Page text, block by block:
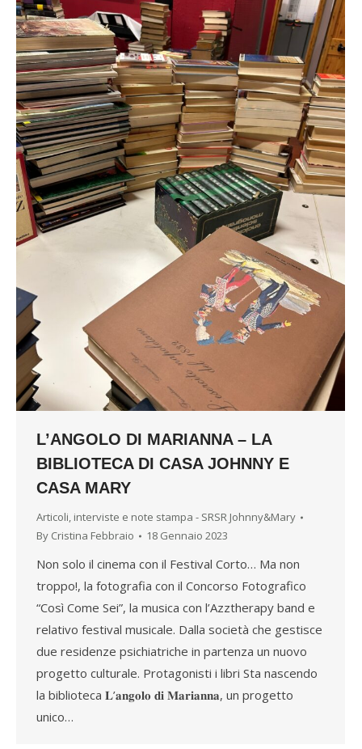
L’ANGOLO DI MARIANNA – LA
BIBLIOTECA DI CASA JOHNNY E
CASA MARY
Articoli, interviste e note stampa - SRSR Johnny&Mary
By Cristina Febbraio 18 Gennaio 2023
Non solo il cinema con il Festival Corto… Ma non
troppo!, la fotografia con il Concorso Fotografico
“Così Come Sei”, la musica con l’Azztherapy band e
relativo festival musicale. Dalla società che gestisce
due residenze psichiatriche in partenza un nuovo
progetto culturale. Protagonisti i libri Sta nascendo
la biblioteca 𝐋’𝐚𝐧𝐠𝐨𝐥𝐨 𝐝𝐢 𝐌𝐚𝐫𝐢𝐚𝐧𝐧𝐚, un progetto
unico…